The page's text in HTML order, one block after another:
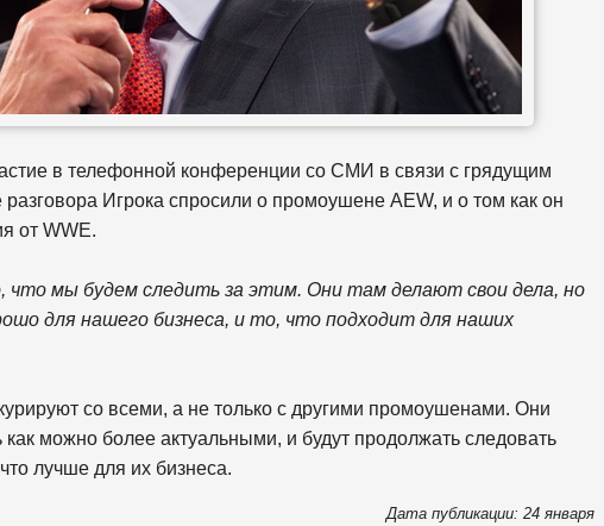
в телефонной конференции со СМИ в связи с грядущим
Игрока спросили о промоушене AEW, и о том как он
от WWE.
что мы будем следить за этим. Они там делают свои дела, но
для нашего бизнеса, и то, что подходит для наших
со всеми, а не только с другими промоушенами. Они
как можно более актуальными, и будут продолжать следовать
лучше для их бизнеса.
Дата публикации: 24 января